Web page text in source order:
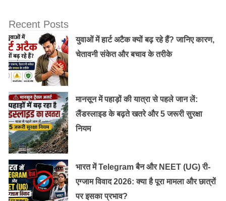
Recent Posts
युवाओं में हार्ट अटैक क्यों बढ़ रहे हैं? जानिए कारण,
चेतावनी संकेत और बचाव के तरीके
मानसून में पहाड़ों की यात्रा से पहले जान लें:
लैंडस्लाइड के बढ़ते खतरे और 5 जरूरी सुरक्षा
नियम
भारत में Telegram बैन और NEET (UG) री-
एग्जाम विवाद 2026: क्या है पूरा मामला और छात्रों
पर इसका प्रभाव?